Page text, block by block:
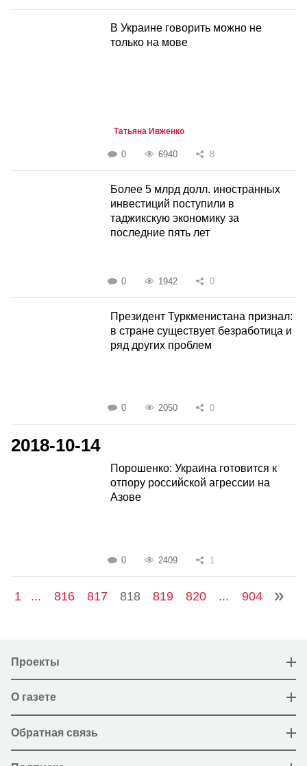
В Украине говорить можно не
только на мове
Татьяна Ивженко
0 6940 8
Более 5 млрд долл. иностранных
инвестиций поступили в
таджикскую экономику за
последние пять лет
0 1942 0
Президент Туркменистана признал:
в стране существует безработица и
ряд других проблем
0 2050 0
2018-10-14
Порошенко: Украина готовится к
отпору российской агрессии на
Азове
0 2409 1
1 ... 816 817 818 819 820 ... 904
Проекты
О газете
Обратная связь